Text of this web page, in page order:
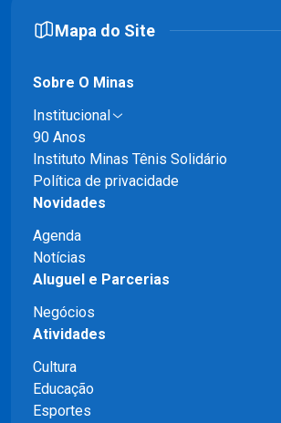
Mapa do Site
Sobre O Minas
Institucional
90 Anos
Instituto Minas Tênis Solidário
Política de privacidade
Novidades
Agenda
Notícias
Aluguel e Parcerias
Negócios
Atividades
Cultura
Educação
Esportes